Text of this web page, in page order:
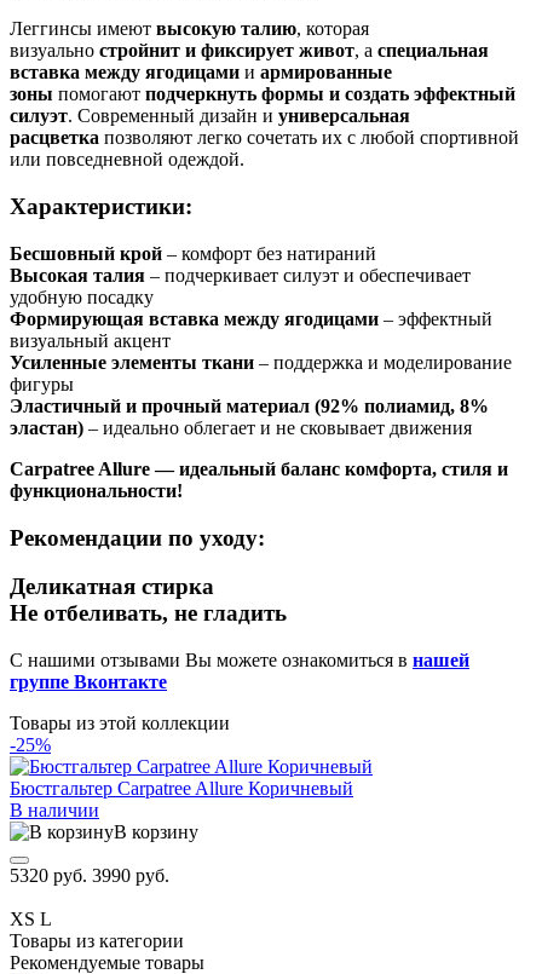
Леггинсы имеют высокую талию, которая
визуально стройнит и фиксирует живот, а специальная
вставка между ягодицами и армированные
зоны помогают подчеркнуть формы и создать эффектный
силуэт. Современный дизайн и универсальная
расцветка позволяют легко сочетать их с любой спортивной
или повседневной одеждой.
Характеристики:
Бесшовный крой – комфорт без натираний
Высокая талия – подчеркивает силуэт и обеспечивает
удобную посадку
Формирующая вставка между ягодицами – эффектный
визуальный акцент
Усиленные элементы ткани – поддержка и моделирование
фигуры
Эластичный и прочный материал (92% полиамид, 8%
эластан) – идеально облегает и не сковывает движения
Carpatree Allure — идеальный баланс комфорта, стиля и
функциональности!
Рекомендации по уходу:
Деликатная стирка
Не отбеливать, не гладить
С нашими отзывами Вы можете ознакомиться в нашей
группе Вконтакте
Товары из этой коллекции
-25%
Бюстгальтер Carpatree Allure Коричневый
В наличии
В корзину
5320 руб. 3990 руб.
XS L
Товары из категории
Рекомендуемые товары